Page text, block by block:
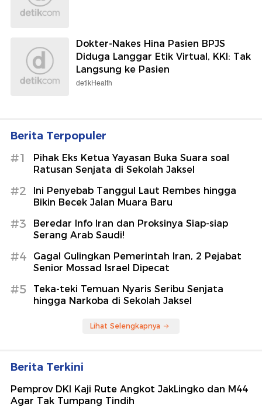
Dokter-Nakes Hina Pasien BPJS
Diduga Langgar Etik Virtual, KKI: Tak
Langsung ke Pasien
detikHealth
Berita Terpopuler
#1
Pihak Eks Ketua Yayasan Buka Suara soal
Ratusan Senjata di Sekolah Jaksel
#2
Ini Penyebab Tanggul Laut Rembes hingga
Bikin Becek Jalan Muara Baru
#3
Beredar Info Iran dan Proksinya Siap-siap
Serang Arab Saudi!
#4
Gagal Gulingkan Pemerintah Iran, 2 Pejabat
Senior Mossad Israel Dipecat
#5
Teka-teki Temuan Nyaris Seribu Senjata
hingga Narkoba di Sekolah Jaksel
Lihat Selengkapnya
Berita Terkini
Pemprov DKI Kaji Rute Angkot JakLingko dan M44
Agar Tak Tumpang Tindih